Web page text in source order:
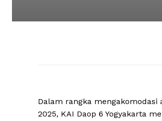
Dalam rangka
2025, KAI Daop 6 Yogyakarta